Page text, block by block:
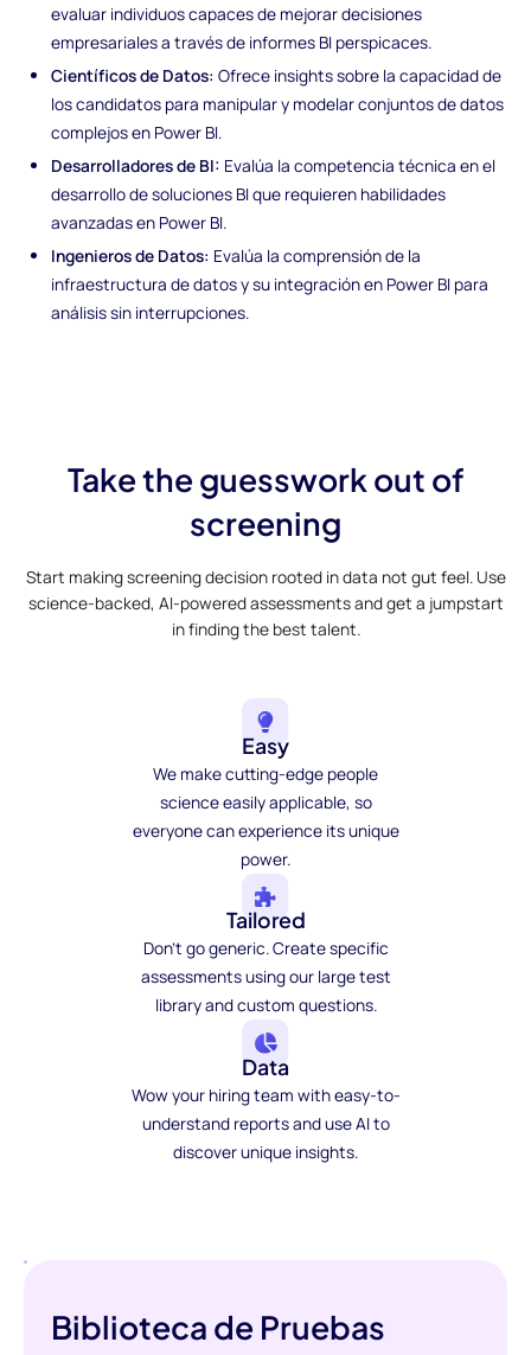
evaluar individuos capaces de mejorar decisiones
empresariales a través de informes BI perspicaces.
Científicos de Datos: Ofrece insights sobre la capacidad de
los candidatos para manipular y modelar conjuntos de datos
complejos en Power BI.
Desarrolladores de BI: Evalúa la competencia técnica en el
desarrollo de soluciones BI que requieren habilidades
avanzadas en Power BI.
Ingenieros de Datos: Evalúa la comprensión de la
infraestructura de datos y su integración en Power BI para
análisis sin interrupciones.
Take the guesswork out of
screening
Start making screening decision rooted in data not gut feel. Use
science-backed, AI-powered assessments and get a jumpstart
in finding the best talent.
Easy
We make cutting-edge people
science easily applicable, so
everyone can experience its unique
power.
Tailored
Don't go generic. Create specific
assessments using our large test
library and custom questions.
Data
Wow your hiring team with easy-to-
understand reports and use AI to
discover unique insights.
Biblioteca de Pruebas